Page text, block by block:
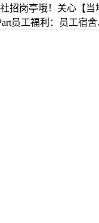
招岗亭哦！关心【
员工福利：员工宿